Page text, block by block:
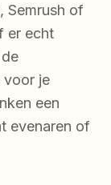
Semrush of
er echt
voor je
een
evenaren of